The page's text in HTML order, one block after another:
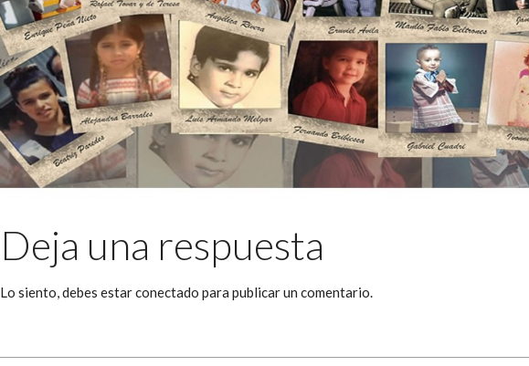
Deja una respuesta
Lo siento, debes estarconectado para publicar un comentario.